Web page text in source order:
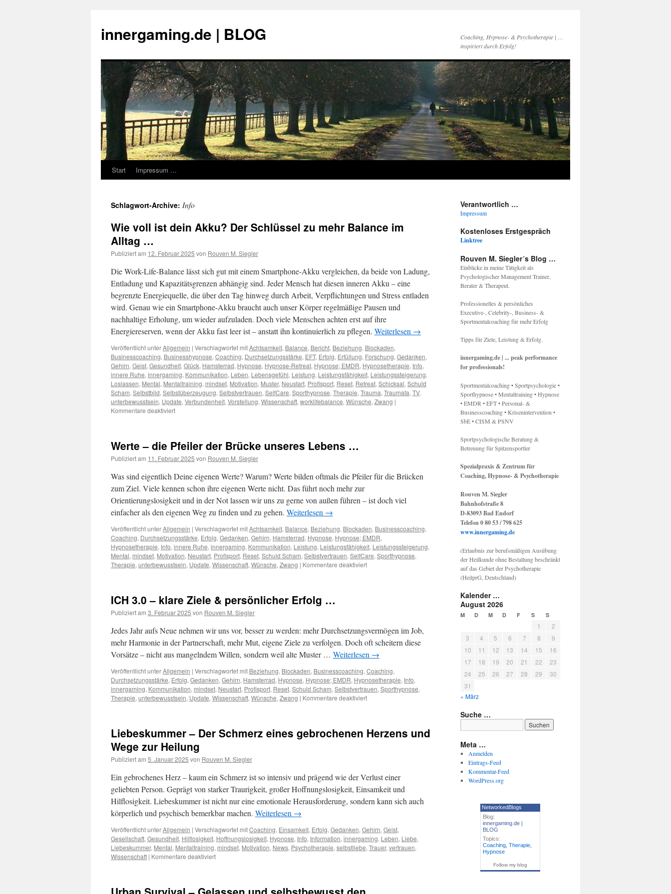
innergaming.de | BLOG
Coaching, Hypnose- & Psychotherapie | …
inspiriert durch Erfolg!
Zum
springen
Start Impressum …
Schlagwort-Archive: Info
Wie voll ist dein Akku? Der Schlüssel zu mehr Balance im
Alltag …
Publiziert am 12. Februar 2025 von Rouven M. Siegler
Die Work-Life-Balance lässt sich gut mit einem Smartphone-Akku vergleichen, da beide von Ladung,
Entladung und Kapazitätsgrenzen abhängig sind. Jeder Mensch hat diesen inneren Akku – eine
begrenzte Energiequelle, die über den Tag hinweg durch Arbeit, Verpflichtungen und Stress entladen
wird. Genau wie ein Smartphone-Akku braucht auch unser Körper regelmäßige Pausen und
nachhaltige Erholung, um wieder aufzuladen. Doch viele Menschen achten erst auf ihre
Energiereserven, wenn der Akku fast leer ist – anstatt ihn kontinuierlich zu pflegen. Weiterlesen →
Veröffentlicht unterAllgemein | Verschlagwortet mitAchtsamkeit, Balance, Bericht, Beziehung, Blockaden,
Businesscoaching, Businesshypnose, Coaching, Durchsetzungsstärke, EFT, Erfolg, Erfüllung, Forschung, Gedanken,
Gehirn, Geist, Gesundheit, Glück, Hamsterrad, Hypnose, Hypnose-Retreat, Hypnose; EMDR, Hypnosetherapie, Info,
innere Ruhe, innergaming, Kommunikation, Leben, Lebensgefühl, Leistung, Leistungsfähigkeit, Leistungssteigerung,
Loslassen, Mental, Mentaltraining, mindset, Motivation, Muster, Neustart, Profisport, Reset, Retreat, Schicksal, Schuld
Scham, Selbstbild, Selbstüberzeugung, Selbstvertrauen, SelfCare, Sporthypnose, Therapie, Trauma, Traumata, TV,
unterbewusstsein, Update, Verbundenheit, Vorstellung, Wissenschaft, worklifebalance, Wünsche, Zwang |
Kommentare deaktiviertfür
dein
Akku?
Der
Schlüssel
zu
mehr
Balance
Alltag
…
Werte – die Pfeiler der Brücke unseres Lebens …
Publiziert am 11. Februar 2025 von Rouven M. Siegler
Was sind eigentlich Deine eigenen Werte? Warum? Werte bilden oftmals die Pfeiler für die Brücken
zum Ziel. Viele kennen schon ihre eigenen Werte nicht. Das führt noch mehr zur
Orientierungslosigkeit und in der Not lassen wir uns zu gerne von außen führen – ist doch viel
einfacher als den eigenen Weg zu finden und zu gehen. Weiterlesen →
Veröffentlicht unterAllgemein | Verschlagwortet mitAchtsamkeit, Balance, Beziehung, Blockaden, Businesscoaching,
Coaching, Durchsetzungsstärke, Erfolg, Gedanken, Gehirn, Hamsterrad, Hypnose, Hypnose; EMDR,
Hypnosetherapie, Info, innere Ruhe, innergaming, Kommunikation, Leistung, Leistungsfähigkeit, Leistungssteigerung,
Mental, mindset, Motivation, Neustart, Profisport, Reset, Schuld Scham, Selbstvertrauen, SelfCare, Sporthypnose,
Therapie, unterbewusstsein, Update, Wissenschaft, Wünsche, Zwang | Kommentare deaktiviertfür
unseres
Lebens
…
ICH 3.0 – klare Ziele & persönlicher Erfolg …
Publiziert am 3. Februar 2025 von Rouven M. Siegler
Jedes Jahr aufs Neue nehmen wir uns vor, besser zu werden: mehr Durchsetzungsvermögen im Job,
mehr Harmonie in der Partnerschaft, mehr Mut, eigene Ziele zu verfolgen. Doch oft scheitern diese
Vorsätze – nicht aus mangelndem Willen, sondern weil alte Muster … Weiterlesen →
Veröffentlicht unterAllgemein | Verschlagwortet mit Beziehung, Blockaden, Businesscoaching, Coaching,
Durchsetzungsstärke, Erfolg, Gedanken, Gehirn, Hamsterrad, Hypnose, Hypnose; EMDR, Hypnosetherapie, Info,
innergaming, Kommunikation, mindset, Neustart, Profisport, Reset, Schuld Scham, Selbstvertrauen, Sporthypnose,
Therapie, unterbewusstsein, Update, Wissenschaft, Wünsche, Zwang | Kommentare deaktiviertfür
klare
…
Liebeskummer – Der Schmerz eines gebrochenen Herzens und
Wege zur Heilung
Publiziert am 5. Januar 2025 von Rouven M. Siegler
Ein gebrochenes Herz – kaum ein Schmerz ist so intensiv und prägend wie der Verlust einer
geliebten Person. Geprägt von starker Traurigkeit, großer Hoffnungslosigkeit, Einsamkeit und
Hilflosigkeit. Liebeskummer ist nicht nur eine emotionale Herausforderung, sondern kann sich auch
körperlich und psychisch bemerkbar machen. Weiterlesen →
Veröffentlicht unterAllgemein | Verschlagwortet mitCoaching, Einsamkeit, Erfolg, Gedanken, Gehirn, Geist,
Gesellschaft, Gesundheit, Hilflosigkeit, Hoffnungslosigkeit, Hypnose, Info, Information, innergaming, Leben, Liebe,
Liebeskummer, Mental, Mentaltraining, mindset, Motivation, News, Psychotherapie, selbstliebe, Trauer, vertrauen,
Wissenschaft | Kommentare deaktiviertfür
Schmerz
Verantwortlich …
Impressum
Kostenloses Erstgespräch
Linktree
Rouven M. Siegler´s Blog …
Einblicke in meine Tätigkeit als
Psychologischer Management Trainer,
Berater & Therapeut.
Professionelles & persönliches
Executive-, Celebrity-, Business- &
Sportmentalcoaching für mehr Erfolg
Tipps für Ziele, Leistung & Erfolg.
innergaming.de | ... peak performance
for professionals!
Sportmentalcoaching • Sportpsychologie •
Sporthypnose • Mentaltraining • Hypnose
• EMDR • EFT • Personal- &
Businesscoaching • Krisenintervention •
SbE • CISM & PSNV
Sportpsychologische Beratung &
Betreuung für Spitzensportler
Spezialpraxis & Zentrum für
Coaching, Hypnose- & Psychotherapie
Rouven M. Siegler
Bahnhofstraße 8
D-83093 Bad Endorf
Telefon 0 80 53 / 798 625
www.innergaming.de
(Erlaubnis zur berufsmäßigen Ausübung
der Heilkunde ohne Bestallung beschränkt
auf das Gebiet der Psychotherapie
(HeilprG, Deutschland)
Kalender …
August 2026
M D M D F S S
1
2
3
4 5 6 7 8
9
10
11 12 13 14 15
16
17
18 19 20 21 22
23
24
25 26 27 28 29
30
31
« März
Suche …
Meta …
Anmelden
Eintrags-Feed
Kommentar-Feed
WordPress.org
NetworkedBlogs
Blog:
innergaming.de |
BLOG
Topics:
Coaching Therapie
Hypnose
Follow my blog